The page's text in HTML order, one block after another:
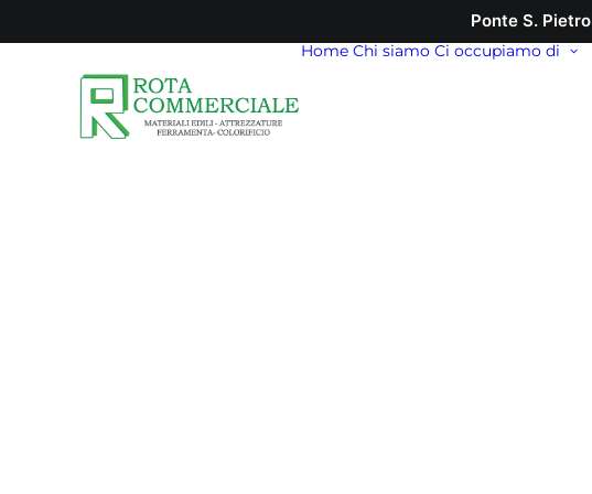
Ponte S. Pietro
Home Chi siamo Ci occupiamo di